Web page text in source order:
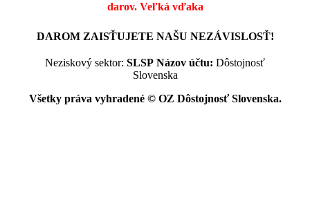
darov. Veľká vďaka
DAROM ZAISŤUJETE NAŠU NEZÁVISLOSŤ!
Neziskový sektor: SLSP Názov účtu: Dôstojnosť
Slovenska
Všetky práva vyhradené © OZ Dôstojnosť Slovenska.